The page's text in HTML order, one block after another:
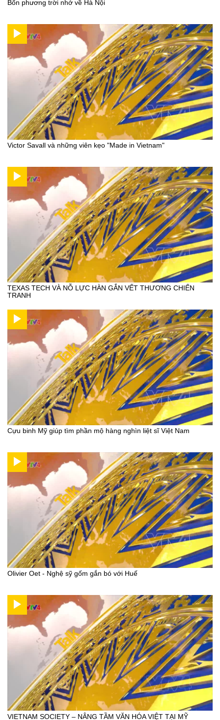
Bốn phương trời nhớ về Hà Nội
Victor Savall và những viên kẹo "Made in Vietnam"
TEXAS TECH VÀ NỖ LỰC HÀN GẮN VẾT THƯƠNG CHIẾN
TRANH
Cựu binh Mỹ giúp tìm phần mộ hàng nghìn liệt sĩ Việt Nam
Olivier Oet - Nghệ sỹ gốm gắn bó với Huế
VIETNAM SOCIETY – NÂNG TẦM VĂN HÓA VIỆT TẠI MỸ